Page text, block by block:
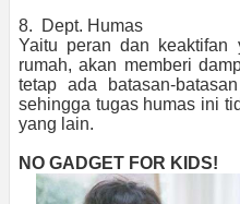
8. Dept. Humas
Yaitu peran dan
rumah, akan memberi
tetap ada batasan-
sehingga tugas humas ini
yang lain.
NO GADGET FOR KIDS!